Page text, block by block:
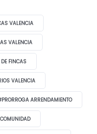
VALENCIA
VALENCIA
FINCAS
VALENCIA
ARRENDAMIENTO